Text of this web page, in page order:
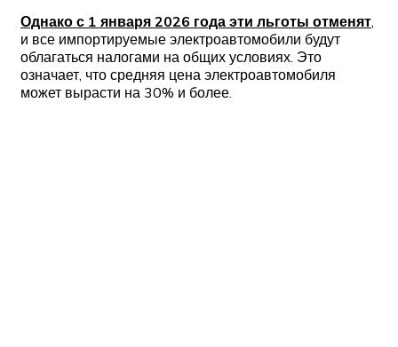
Однако с 1 января 2026 года эти льготы отменят,
и все импортируемые электроавтомобили будут
облагаться налогами на общих условиях. Это
означает, что средняя цена электроавтомобиля
может вырасти на 30% и более.